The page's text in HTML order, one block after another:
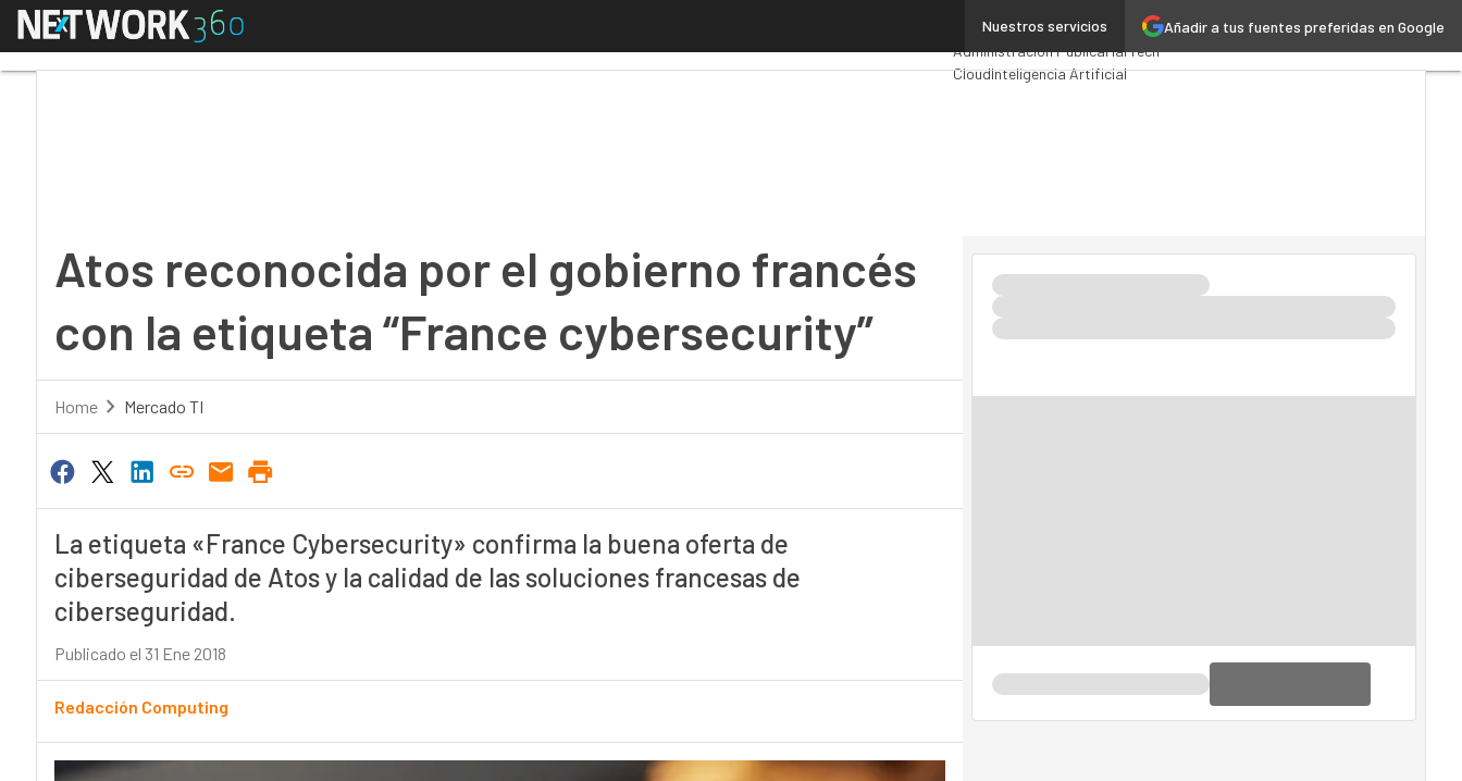
Añadir a tus fuentes preferidas en Google
Nuestros servicios
Menú Premios ComputingAnalytics
Administración PúblicaMarTech
CloudInteligencia Artificial
Atos reconocida por el gobierno francés
con la etiqueta “France cybersecurity”
Home Mercado TI
La etiqueta «France Cybersecurity» confirma la buena oferta de
ciberseguridad de Atos y la calidad de las soluciones francesas de
ciberseguridad.
Publicado el 31 Ene 2018
Redacción Computing